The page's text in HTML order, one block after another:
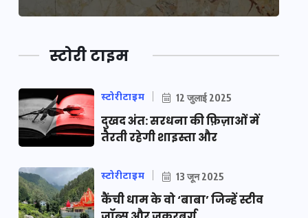
स्टोरी टाइम
स्टोरीटाइम 12 जुलाई 2025
दुखद अंत: सरधना की फ़िज़ाओं में
तैरती रहेगी शाइस्ता और
स्टोरीटाइम 13 जून 2025
कैंची धाम के वो ‘बाबा’ जिन्हें स्टीव